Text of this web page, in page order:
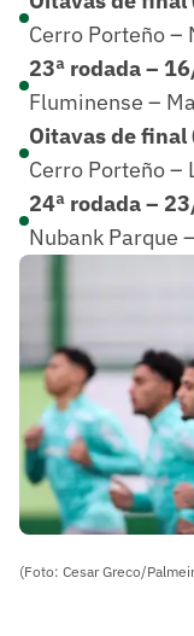
Cerro Porteño –
23ª rodada –
Fluminense –
Oitavas de
Cerro Porteño –
24ª rodada –
Nubank Parque
(Foto: Cesar Greco/